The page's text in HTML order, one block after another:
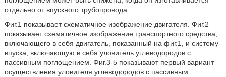
отдельно от впускного трубопровода.
Фиг.1 показывает схематичное изображение двигателя. Фиг.2
показывает схематичное изображение транспортного средства,
включающего в себя двигатель, показанный на фиг.1, и систему
впуска, включающую в себя уловитель углеводородов с
пассивным поглощением. Фиг.3-5 показывают первый вариант
осуществления уловителя углеводородов с пассивным